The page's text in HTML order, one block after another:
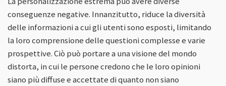
conseguenze negative. Innanzitutto, riduce la diversità
delle informazioni a cui gli utenti sono esposti, limitando
la loro comprensione delle questioni complesse e varie
prospettive. Ciò può portare a una visione del mondo
distorta, in cui le persone credono che le loro opinioni
siano più diffuse e accettate di quanto non siano